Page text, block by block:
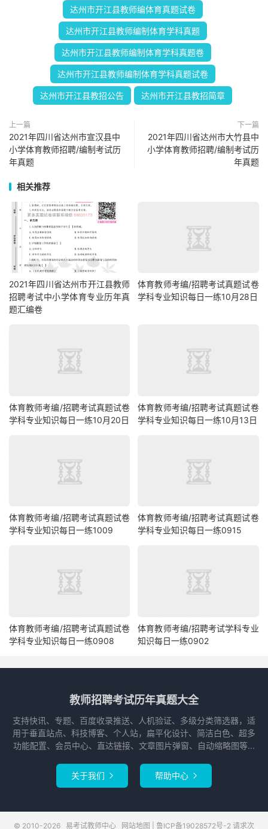
达州市开江县教师编体育真题试卷
达州市开江县教师编制体育学科真题
达州市开江县教师编制体育学科真题卷
达州市开江县教师编制体育学科真题试卷
达州市开江县教招公告 达州市开江县教招简章
上一篇
2021年四川省达州市宣汉县中
小学体育教师招聘/编制考试历
年真题
下一篇
2021年四川省达州市大竹县中
小学体育教师招聘/编制考试历
年真题
相关推荐
2021年四川省达州市开江县教师
招聘考试中小学体育专业历年真
题汇编卷
体育教师考编/招聘考试真题试卷
学科专业知识每日一练10月28日
体育教师考编/招聘考试真题试卷
学科专业知识每日一练10月20日
体育教师考编/招聘考试真题试卷
学科专业知识每日一练10月13日
体育教师考编/招聘考试真题试卷
学科专业知识每日一练1009
体育教师考编/招聘考试真题试卷
学科专业知识每日一练0915
体育教师考编/招聘考试真题试卷
学科专业知识每日一练0908
体育教师考编/招聘考试学科专业
知识每日一练0902
教师招聘考试历年真题大全
支持快讯、专题、百度收录推送、人机验证、多级分类筛选器，适
用于垂直站点、科技博客、个人站，扁平化设计、简洁白色、超多
功能配置、会员中心、直达链接、文章图片弹窗、自动缩略图等...
关于我们  帮助中心 
© 2010-2026 易考试教师中心 网站地图 鲁ICP备19028572号-2 请求次